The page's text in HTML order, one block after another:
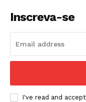
Inscreva-se
I've read and